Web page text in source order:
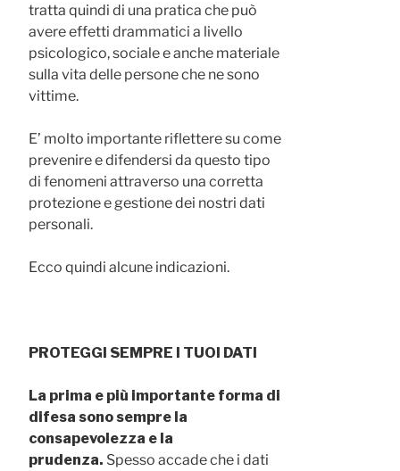
tratta quindi di una pratica che può
avere effetti drammatici a livello
psicologico, sociale e anche materiale
sulla vita delle persone che ne sono
vittime.
E’ molto importante riflettere su come
prevenire e difendersi da questo tipo
di fenomeni attraverso una corretta
protezione e gestione dei nostri dati
personali.
Ecco quindi alcune indicazioni.
PROTEGGI SEMPRE I TUOI DATI
La prima e più importante forma di
difesa sono sempre la
consapevolezza e la
prudenza. Spesso accade che i dati